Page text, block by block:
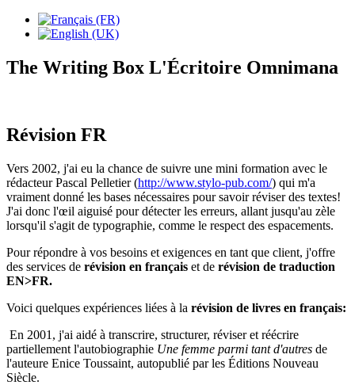
The Writing Box L'Écritoire Omnimana
Révision FR
Vers 2002, j'ai eu la chance de suivre une mini formation avec le
rédacteur Pascal Pelletier (http://www.stylo-pub.com/) qui m'a
vraiment donné les bases nécessaires pour savoir réviser des textes!
J'ai donc l'œil aiguisé pour détecter les erreurs, allant jusqu'au zèle
lorsqu'il s'agit de typographie, comme le respect des espacements.
Pour répondre à vos besoins et exigences en tant que client, j'offre
des services de révision en français et de révision de traduction
EN>FR.
Voici quelques expériences liées à la révision de livres en français:
En 2001, j'ai aidé à transcrire, structurer, réviser et réécrire
partiellement l'autobiographie Une femme parmi tant d'autres de
l'auteure Enice Toussaint, autopublié par les Éditions Nouveau
Siècle.